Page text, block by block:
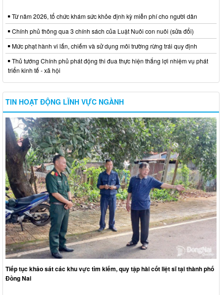
Từ năm 2026, tổ chức khám sức khỏe định kỳ miễn phí cho người dân
Chính phủ thông qua 3 chính sách của Luật Nuôi con nuôi (sửa đổi)
Mức phạt hành vi lấn, chiếm và sử dụng môi trường rừng trái quy định
Thủ tướng Chính phủ phát động thi đua thực hiện thắng lợi nhiệm vụ phát
triển kinh tế - xã hội
TIN HOẠT ĐỘNG LĨNH VỰC NGÀNH
Tiếp tục khảo sát các khu vực tìm kiếm, quy tập hài cốt liệt sĩ tại thành phố
Đồng Nai